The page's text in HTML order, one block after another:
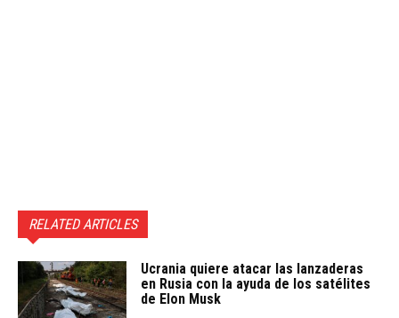
RELATED ARTICLES
Ucrania quiere atacar las lanzaderas
en Rusia con la ayuda de los satélites
de Elon Musk